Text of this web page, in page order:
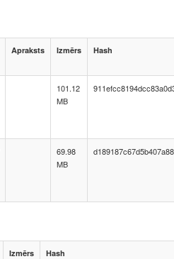
Apraksts Izmērs Hash
101.12
MB
69.98
MB
Izmērs Hash